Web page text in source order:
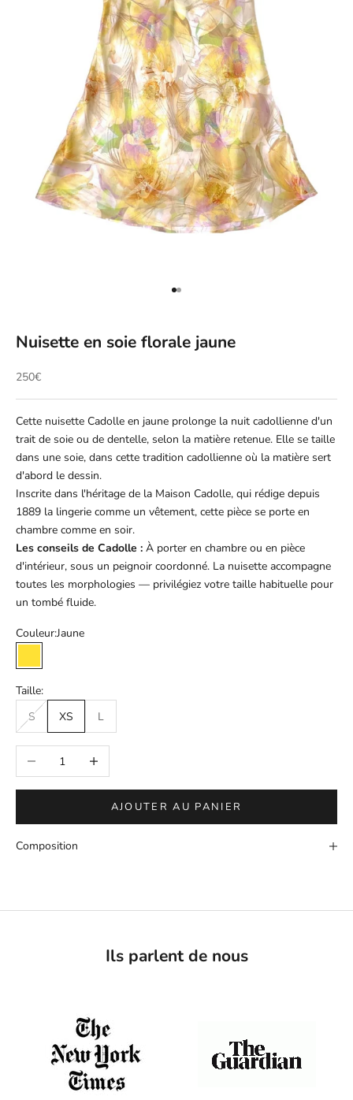
Aller à l'élément 1
Aller à l'élément 2
Nuisette en soie florale jaune
Prix de vente
250€
Cette nuisette Cadolle en jaune prolonge la nuit cadollienne d'un
trait de soie ou de dentelle, selon la matière retenue. Elle se taille
dans une soie, dans cette tradition cadollienne où la matière sert
d'abord le dessin.
Inscrite dans l'héritage de la Maison Cadolle, qui rédige depuis
1889 la lingerie comme un vêtement, cette pièce se porte en
chambre comme en soir.
Les conseils de Cadolle : À porter en chambre ou en pièce
d'intérieur, sous un peignoir coordonné. La nuisette accompagne
toutes les morphologies — privilégiez votre taille habituelle pour
un tombé fluide.
Couleur:Jaune
Jaune
Taille:
S
XS L
Diminuer la quantitéAugmenter la quantité
AJOUTER AU PANIER
Composition
Ils parlent de nous